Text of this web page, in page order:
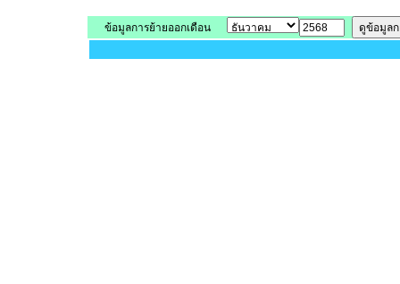
ข้อมูลการย้ายออกเดือน